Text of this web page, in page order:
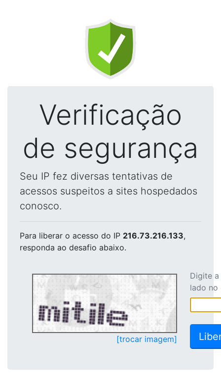
Verificação
de segurança
Seu IP fez diversas tentativas de
acessos suspeitos a sites hospedados
conosco.
Para liberar o acesso do IP 216.73.216.133,
responda ao desafio abaixo.
[trocar imagem]
Digite
lado no